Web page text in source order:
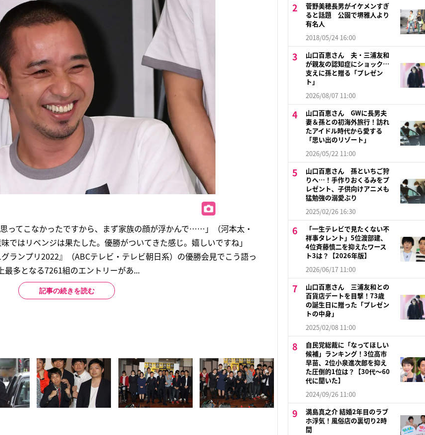
ってこなかったですから、まず家族の顔が浮かんで……」（河本太・
ではリベンジは果たした。優勝がついてきた感じ。嬉しいですね」
ランプリ2022』（ABCテレビ・テレビ朝日系）の優勝会見でこう語っ
多となる7261組のエントリーがあ...
記事の続きを読む
菅野美穂長男がイケメンすぎ
ると話題 公園で堺雅人より
有名人
2018/05/24 16:00
山口百恵さん 夫・三浦友和
が親友の認知症にショック…
支えに孫と贈る「プレゼン
ト」
2026/08/07 11:00
山口百恵さん GWに長男夫
妻＆孫との初海外旅行！訪れ
たアイドル時代から愛する
「思い出のリゾート」
2026/05/22 11:00
山口百恵さん 孫といちご狩
りへ…！手作りおくるみをプ
レゼント、子供向けアニメも
猛勉強の溺愛ぶり
2025/02/26 16:30
「一生テレビで見たくない不
祥事タレント」5位渡部建、
4位斉藤慎二を抑えたワース
ト3は？【2026年版】
2026/06/17 11:00
山口百恵さん 三浦友和との
百貨店デートを目撃！73歳
の誕生日に贈った「プレゼン
トの中身」
2025/02/08 11:00
自民党総裁に「なってほしい
候補」ランキング！3位高市
早苗、2位小泉進次郎を抑え
た圧倒的1位は？【30代〜60
代に聞いた】
2024/09/26 11:00
満島真之介 結婚2年目のラブ
ホ浮気！風俗店の裏切り2時
間